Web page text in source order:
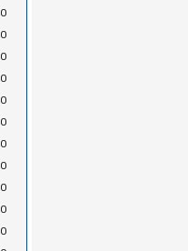
0
0
0
0
0
0
0
0
0
0
0